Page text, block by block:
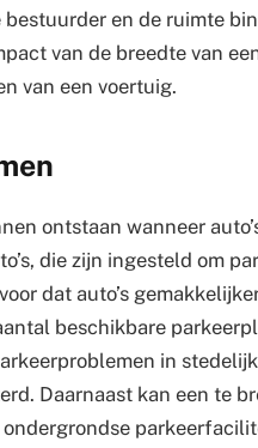
en de ruimte
van de breedte van
van een voertuig.
ontstaan wanneer
die zijn ingesteld om
dat auto’s
beschikbare
in
Daarnaast kan een te